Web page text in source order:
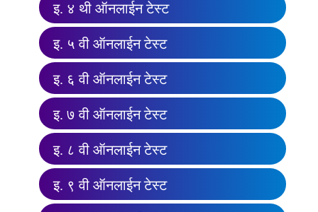
इ. ४ थी ऑनलाईन टेस्ट
इ. ५ वी ऑनलाईन टेस्ट
इ. ६ वी ऑनलाईन टेस्ट
इ. ७ वी ऑनलाईन टेस्ट
इ. ८ वी ऑनलाईन टेस्ट
इ. ९ वी ऑनलाईन टेस्ट